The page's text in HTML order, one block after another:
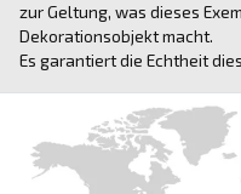
zur Geltung, was dieses
Dekorationsobjekt macht.
Es garantiert die Echtheit